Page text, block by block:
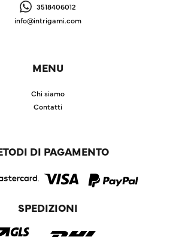
3518406012
info@intrigami.com
MENU
Chi siamo
Contatti
DI PAGAMENTO
SPEDIZIONI